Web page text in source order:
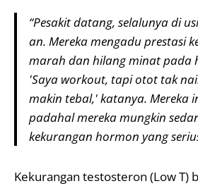
“Pesakit datang, selalunya di
an. Mereka mengadu prestasi
marah dan hilang minat pada
'Saya workout, tapi otot tak
makin tebal,' katanya. Mereka
padahal mereka mungkin
kekurangan hormon yang
Kekurangan testosteron (Low T)